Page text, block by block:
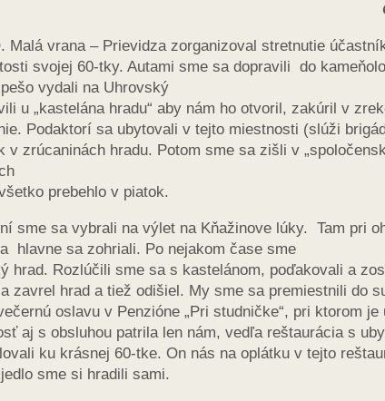
Malá vrana – Prievidza zorganizoval stretnutie
svojej 60-tky. Autami sme sa dopravili do
vydali na Uhrovský
u „kastelána hradu“ aby nám ho otvoril, zakúril v
Podaktorí sa ubytovali v tejto miestnosti (slúži
v zrúcaninách hradu. Potom sme sa zišli v
prebehlo v piatok.
sme sa vybrali na výlet na Kňažinove lúky. Tam pri
hlavne sa zohriali. Po nejakom čase sme
hrad. Rozlúčili sme sa s kastelánom, poďakovali a
zavrel hrad a tiež odišiel. My sme sa premiestnili do
oslavu v Penzióne „Pri studničke“, pri ktorom
aj s obsluhou patrila len nám, vedľa reštaurácia s
ku krásnej 60-tke. On nás na oplátku v tejto
sme si hradili sami.